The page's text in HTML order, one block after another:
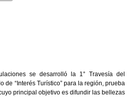
se desarrolló la 1° Travesía del
de “Interés Turístico” para la región, prueba
principal objetivo es difundir las bellezas